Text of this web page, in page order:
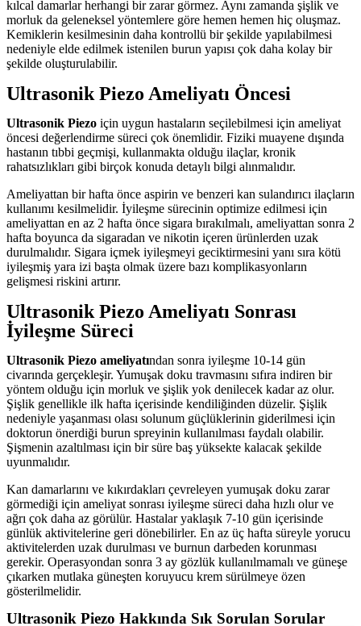
kılcal damarlar herhangi bir zarar görmez. Aynı zamanda şişlik ve
morluk da geleneksel yöntemlere göre hemen hemen hiç oluşmaz.
Kemiklerin kesilmesinin daha kontrollü bir şekilde yapılabilmesi
nedeniyle elde edilmek istenilen burun yapısı çok daha kolay bir
şekilde oluşturulabilir.
Ultrasonik Piezo Ameliyatı Öncesi
Ultrasonik Piezo için uygun hastaların seçilebilmesi için ameliyat
öncesi değerlendirme süreci çok önemlidir. Fiziki muayene dışında
hastanın tıbbi geçmişi, kullanmakta olduğu ilaçlar, kronik
rahatsızlıkları gibi birçok konuda detaylı bilgi alınmalıdır.
Ameliyattan bir hafta önce aspirin ve benzeri kan sulandırıcı ilaçların
kullanımı kesilmelidir. İyileşme sürecinin optimize edilmesi için
ameliyattan en az 2 hafta önce sigara bırakılmalı, ameliyattan sonra 2
hafta boyunca da sigaradan ve nikotin içeren ürünlerden uzak
durulmalıdır. Sigara içmek iyileşmeyi geciktirmesini yanı sıra kötü
iyileşmiş yara izi başta olmak üzere bazı komplikasyonların
gelişmesi riskini artırır.
Ultrasonik Piezo Ameliyatı Sonrası
İyileşme Süreci
Ultrasonik Piezo ameliyatından sonra iyileşme 10-14 gün
civarında gerçekleşir. Yumuşak doku travmasını sıfıra indiren bir
yöntem olduğu için morluk ve şişlik yok denilecek kadar az olur.
Şişlik genellikle ilk hafta içerisinde kendiliğinden düzelir. Şişlik
nedeniyle yaşanması olası solunum güçlüklerinin giderilmesi için
doktorun önerdiği burun spreyinin kullanılması faydalı olabilir.
Şişmenin azaltılması için bir süre baş yüksekte kalacak şekilde
uyunmalıdır.
Kan damarlarını ve kıkırdakları çevreleyen yumuşak doku zarar
görmediği için ameliyat sonrası iyileşme süreci daha hızlı olur ve
ağrı çok daha az görülür. Hastalar yaklaşık 7-10 gün içerisinde
günlük aktivitelerine geri dönebilirler. En az üç hafta süreyle yorucu
aktivitelerden uzak durulması ve burnun darbeden korunması
gerekir. Operasyondan sonra 3 ay gözlük kullanılmamalı ve güneşe
çıkarken mutlaka güneşten koruyucu krem sürülmeye özen
gösterilmelidir.
Ultrasonik Piezo Hakkında Sık Sorulan Sorular